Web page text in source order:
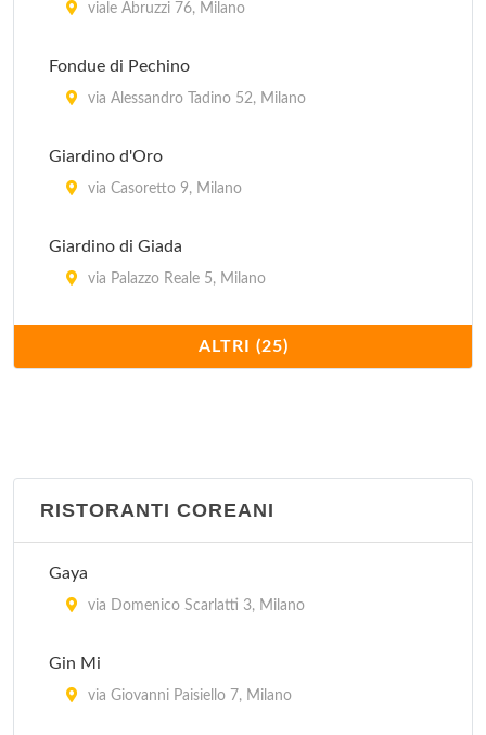
viale Abruzzi 76, Milano
Fondue di Pechino
via Alessandro Tadino 52, Milano
Giardino d'Oro
via Casoretto 9, Milano
Giardino di Giada
via Palazzo Reale 5, Milano
via Giovanni Schiapparelli 5, Milano
Jubin
Kota Radja
Lon Fon
ALTRI (25)
RISTORANTI COREANI
Gaya
via Domenico Scarlatti 3, Milano
Gin Mi
via Giovanni Paisiello 7, Milano